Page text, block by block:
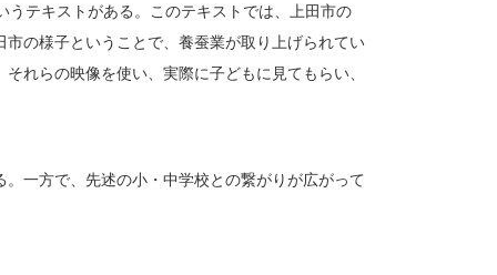
テキストがある。このテキストでは、上田市の
の様子ということで、養蚕業が取り上げられてい
れらの映像を使い、実際に子どもに見てもらい、
一方で、先述の小・中学校との繋がりが広がって